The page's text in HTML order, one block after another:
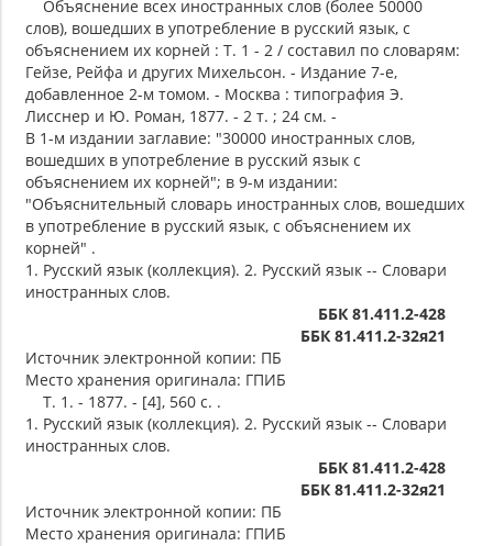
Объяснение всех иностранных слов (более 50000
слов), вошедших в употребление в русский язык, с
объяснением их корней : Т. 1 - 2 / cоставил по словарям:
Гейзе, Рейфа и других Михельсон. - Издание 7-е,
добавленное 2-м томом. - Москва : типография Э.
Лисснер и Ю. Роман, 1877. - 2 т. ; 24 см. -
В 1-м издании заглавие: "30000 иностранных слов,
вошедших в употребление в русский язык с
объяснением их корней"; в 9-м издании:
"Объяснительный словарь иностранных слов, вошедших
в употребление в русский язык, с объяснением их
корней" .
1. Русский язык (коллекция). 2. Русский язык -- Словари
иностранных слов.
ББК 81.411.2-428
ББК 81.411.2-32я21
Источник электронной копии: ПБ
Место хранения оригинала: ГПИБ
Т. 1. - 1877. - [4], 560 с. .
1. Русский язык (коллекция). 2. Русский язык -- Словари
иностранных слов.
ББК 81.411.2-428
ББК 81.411.2-32я21
Источник электронной копии: ПБ
Место хранения оригинала: ГПИБ